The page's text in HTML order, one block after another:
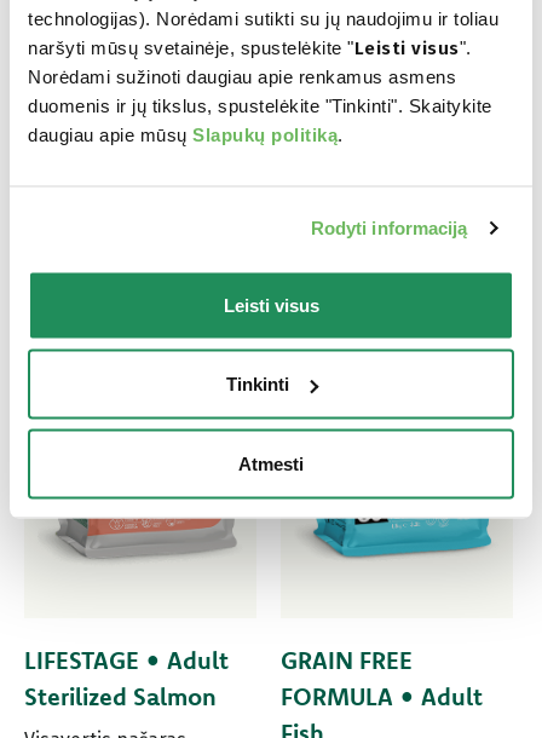
technologijas). Norėdami sutikti su jų naudojimu ir toliau
naršyti mūsų svetainėje, spustelėkite "Leisti visus".
Norėdami sužinoti daugiau apie renkamus asmens
duomenis ir jų tikslus, spustelėkite "Tinkinti". Skaitykite
daugiau apie mūsų Slapukų politiką
Rodyti informaciją
Leisti visus
Tinkinti
Atmesti
Atraskite mūsų geriausius produktus Jūsų
augintiniui
LIFESTAGE • Adult
Sterilized Salmon
GRAIN FREE
FORMULA • Adult